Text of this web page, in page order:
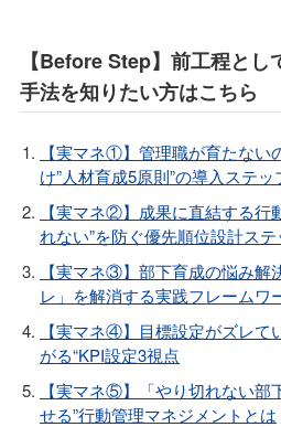
【Before Step】前工程とし
手法を知りたい方はこちら
【実マネ①】管理職が育たない
け”人材育成5原則”の導入ステッ
【実マネ②】成果に直結する行
れない”を防ぐ優先順位設計ス
【実マネ③】部下育成の悩み解
レ」を解消する実践フレームワ
【実マネ④】目標設定がズレて
がる“KPI設定3視点
【実マネ⑤】「やり切れない部
せる”行動管理マネジメントとは